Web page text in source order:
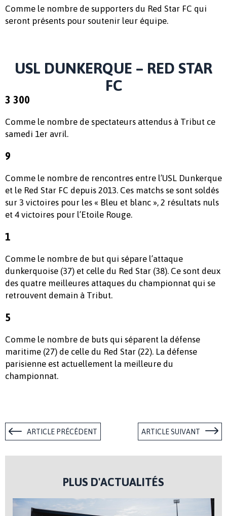
Comme le nombre de supporters du Red Star FC qui
seront présents pour soutenir leur équipe.
USL DUNKERQUE – RED STAR
FC
3 300
Comme le nombre de spectateurs attendus à Tribut ce
samedi 1er avril.
9
Comme le nombre de rencontres entre l’USL Dunkerque
et le Red Star FC depuis 2013. Ces matchs se sont soldés
sur 3 victoires pour les « Bleu et blanc », 2 résultats nuls
et 4 victoires pour l’Etoile Rouge.
1
Comme le nombre de but qui sépare l’attaque
dunkerquoise (37) et celle du Red Star (38). Ce sont deux
des quatre meilleures attaques du championnat qui se
retrouvent demain à Tribut.
5
Comme le nombre de buts qui séparent la défense
maritime (27) de celle du Red Star (22). La défense
parisienne est actuellement la meilleure du
championnat.
ARTICLE PRÉCÉDENT ARTICLE SUIVANT
PLUS D'ACTUALITÉS